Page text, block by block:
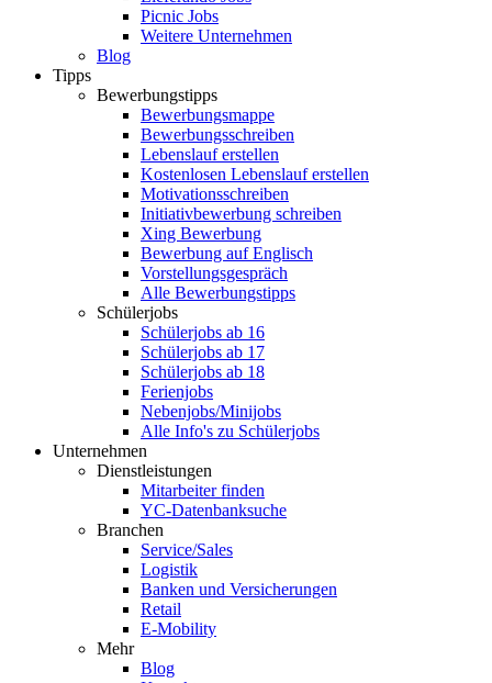
Picnic Jobs
Weitere Unternehmen
Blog
Tipps
Bewerbungstipps
Bewerbungsmappe
Bewerbungsschreiben
Lebenslauf erstellen
Kostenlosen Lebenslauf erstellen
Motivationsschreiben
Initiativbewerbung schreiben
Xing Bewerbung
Bewerbung auf Englisch
Vorstellungsgespräch
Alle Bewerbungstipps
Schülerjobs
Schülerjobs ab 16
Schülerjobs ab 17
Schülerjobs ab 18
Ferienjobs
Nebenjobs/Minijobs
Alle Info's zu Schülerjobs
Unternehmen
Dienstleistungen
Mitarbeiter finden
YC-Datenbanksuche
Branchen
Service/Sales
Logistik
Banken und Versicherungen
Retail
E-Mobility
Mehr
Blog